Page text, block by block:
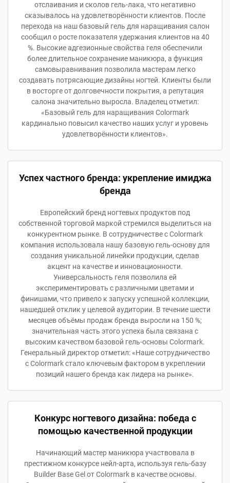
отслаивания и сколов гель-лака, что негативно
сказывалось на удовлетворённости клиентов. После
перехода на наш базовый гель для наращивания салон
сообщил о росте показателя удержания клиентов на 40
%. Высокие адгезионные свойства геля обеспечили
более длительное сохранение маникюра, а функция
самовыравнивания позволила мастерам легко
создавать потрясающие дизайны ногтей. Клиенты были
в восторге от долговечности покрытия, а репутация
салона значительно выросла. Владелец отметил:
«Базовый гель для наращивания Colormark
кардинально повысил качество наших услуг и уровень
удовлетворённости клиентов».
Успех частного бренда: укрепление имиджа
бренда
Европейский бренд ногтевых продуктов под
собственной торговой маркой стремился выделиться на
конкурентном рынке. В сотрудничестве с Colormark
компания использовала нашу базовую гель-основу для
создания уникальной линейки продукции, сделав
акцент на качестве и инновационности.
Универсальность геля позволила ей
экспериментировать с различными цветами и
финишами, что привело к запуску успешной коллекции,
нашедшей отклик у целевой аудитории. В течение шести
месяцев объёмы продаж бренда выросли на 150 %;
значительная часть этого успеха была связана с
высоким качеством базовой гель-основы Colormark.
Генеральный директор отметил: «Наше сотрудничество
с Colormark стало ключевым фактором в укреплении
позиций нашего бренда как лидера на рынке».
Конкурс ногтевого дизайна: победа с
помощью качественной продукции
Начинающий мастер маникюра участвовала в
престижном конкурсе нейл-арта, используя гель-базу
Builder Base Gel от Colormark в качестве основы.